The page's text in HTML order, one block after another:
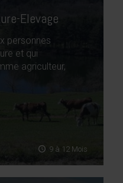
Elevage
personnes
et qui
agriculteur,
9 à 12 Mois